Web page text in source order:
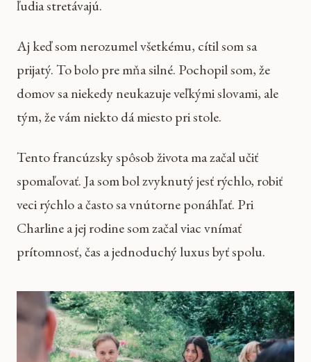
ľudia stretávajú.
Aj keď som nerozumel všetkému, cítil som sa
prijatý. To bolo pre mňa silné. Pochopil som, že
domov sa niekedy neukazuje veľkými slovami, ale
tým, že vám niekto dá miesto pri stole.
Tento francúzsky spôsob života ma začal učiť
spomaľovať. Ja som bol zvyknutý jesť rýchlo, robiť
veci rýchlo a často sa vnútorne ponáhľať. Pri
Charline a jej rodine som začal viac vnímať
prítomnosť, čas a jednoduchý luxus byť spolu.